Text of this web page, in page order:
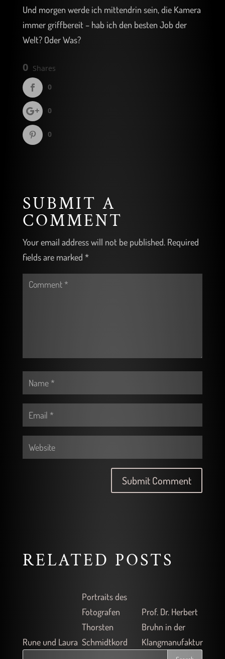
Und morgen werde ich mittendrin sein, die Kamera
immer griffbereit – hab ich den besten Job der
Welt? Oder Was?
0 Shares
0
0
0
SUBMIT A
COMMENT
Your email address will not be published. Required
fields are marked *
RELATED POSTS
Rune und Laura
Portraits des
Fotografen
Thorsten
Schmidtkord
Prof. Dr. Herbert
Bruhn in der
Klangmanufaktur